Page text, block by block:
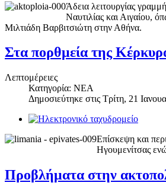
Άδεια λειτουργίας
Ναυτιλίας και Αιγαίου,
Μιλτιάδη Βαρβιτσιώτη στην Αθήνα.
Στα πορθμεία της
Λεπτομέρειες
Κατηγορία: ΝΕΑ
Δημοσιεύτηκε στις Τρίτη, 21
Επίσκεψη και
Ηγουμενίτσας
Προβλήματα στην